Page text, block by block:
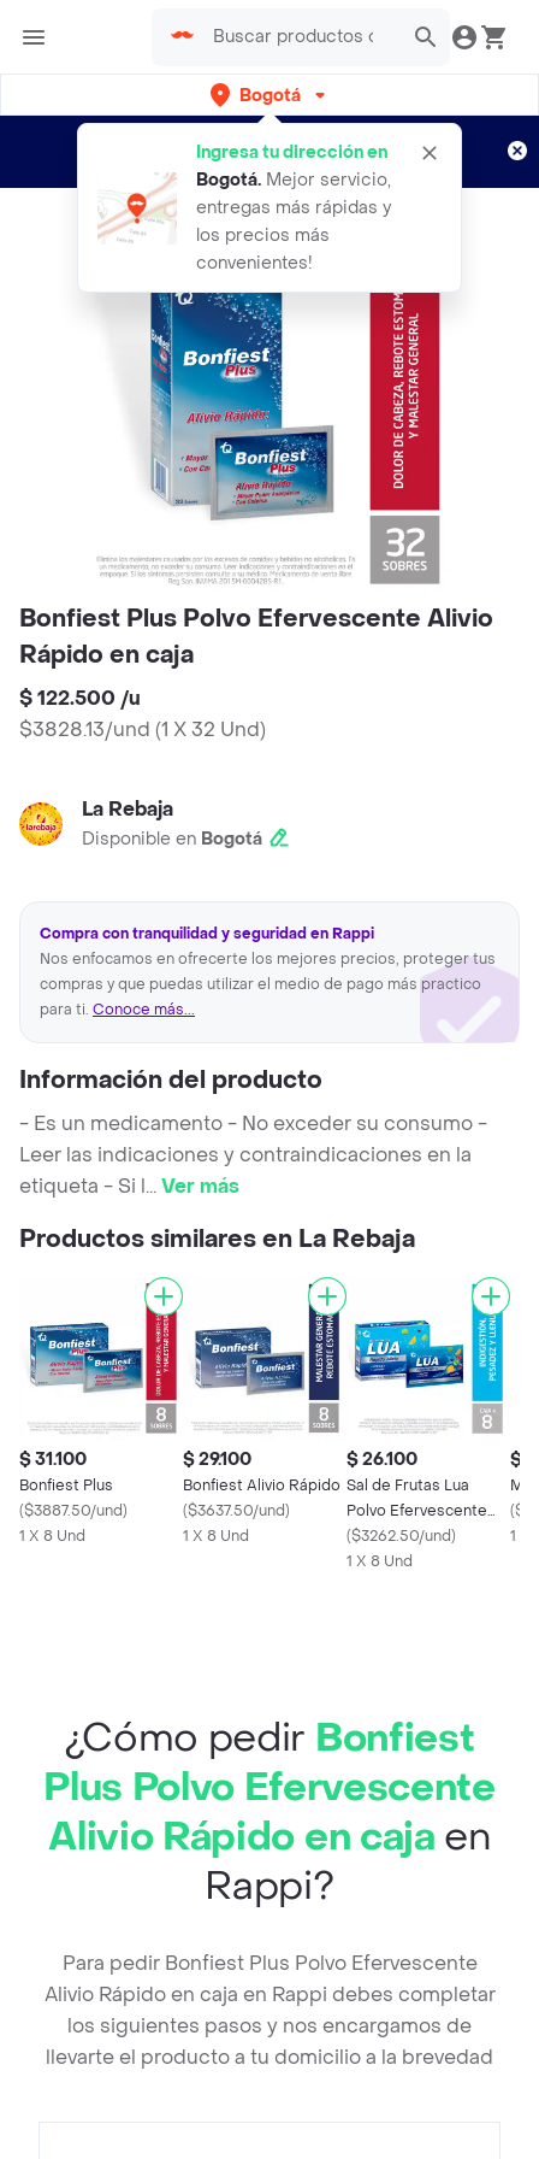
Bogotá
Ingresa tu dirección en
Bogotá. Mejor servicio,
entregas más rápidas y
los precios más
convenientes!
envíos gratis por semanas
Aplican TyC
Bonfiest Plus Polvo Efervescente Alivio
Rápido en caja
$ 122.500 /u
$3828.13/und (1 X 32 Und)
La Rebaja
Disponible en Bogotá
Compra con tranquilidad y seguridad en Rappi
Nos enfocamos en ofrecerte los mejores precios, proteger tus
compras y que puedas utilizar el medio de pago más practico
para ti. Conoce más...
Información del producto
- Es un medicamento - No exceder su consumo -
Leer las indicaciones y contraindicaciones en la
etiqueta - Si l...Ver más
Productos similares en La Rebaja
$ 31.100
Bonfiest Plus
($3887.50/und)
1 X 8 Und
$ 29.100
Bonfiest Alivio Rápido
($3637.50/und)
1 X 8 Und
$ 26.100
Sal de Frutas Lua
Polvo Efervescente
Original
($3262.50/und)
1 X 8 Und
$
(
1 X
¿Cómo pedir Bonfiest
Plus Polvo Efervescente
Alivio Rápido en caja en
Rappi?
Para pedir Bonfiest Plus Polvo Efervescente
Alivio Rápido en caja en Rappi debes completar
los siguientes pasos y nos encargamos de
llevarte el producto a tu domicilio a la brevedad